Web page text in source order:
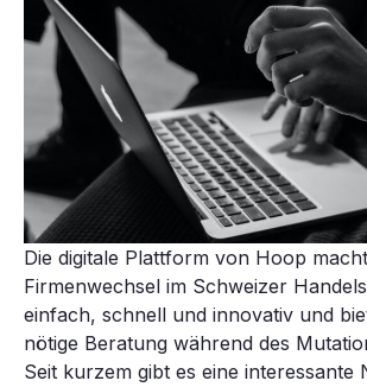
Die digitale Plattform von Hoop
Firmenwechsel im Schweizer
einfach, schnell und innovativ und
nötige Beratung während des
Seit kurzem gibt es eine interessante